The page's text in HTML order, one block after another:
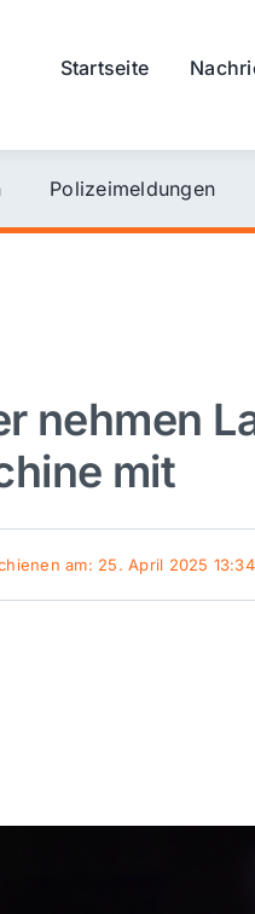
Startseite
Polizeimeldungen
nehmen
mit
am: 25. April 2025 13:34